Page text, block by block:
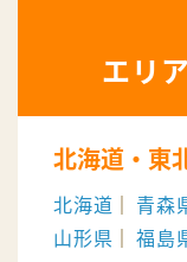
エリ
北海道・東
北海道 青森
山形県
福島